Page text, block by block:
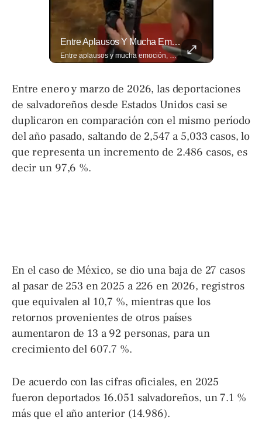
Entre Aplausos Y Mucha Emoción, Marito Rivera Llegó A La Celebración De Sus “55 Años De Gala”, Una Noche Especial Para Recordar Su Trayectoria Y...
Entre aplausos y mucha emoción, Marito Rivera llegó a la celebración de sus “55 años de Gala”, una noche especial para recordar su trayectoria y los éxitos que han marcado generaciones. Así fue el recibimiento del ícono de la música tropical salvadoreña. Lee más ➡️ eldiariodehoy.com
Entre enero y marzo de 2026, las deportaciones
de salvadoreños desde Estados Unidos casi se
duplicaron en comparación con el mismo período
del año pasado, saltando de 2,547 a 5,033 casos, lo
que representa un incremento de 2.486 casos, es
decir un 97,6 %.
En el caso de México, se dio una baja de 27 casos
al pasar de 253 en 2025 a 226 en 2026, registros
que equivalen al 10,7 %, mientras que los
retornos provenientes de otros países
aumentaron de 13 a 92 personas, para un
crecimiento del 607.7 %.
De acuerdo con las cifras oficiales, en 2025
fueron deportados 16.051 salvadoreños, un 7.1 %
más que el año anterior (14.986).